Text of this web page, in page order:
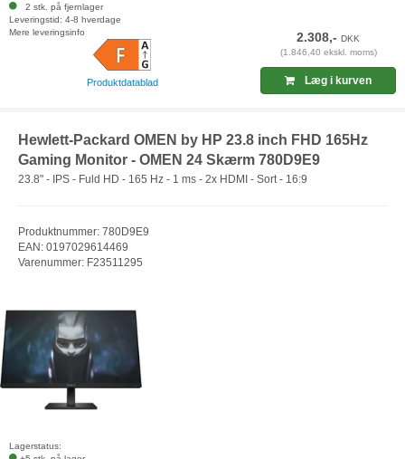
2 stk. på fjernlager
Leveringstid: 4-8 hverdage
Mere leveringsinfo
Produktdatablad
2.308,-DKK
(1.846,40 ekskl. moms)
Læg i kurven
Hewlett-Packard OMEN by HP 23.8 inch FHD 165Hz
Gaming Monitor - OMEN 24 Skærm 780D9E9
23.8" - IPS - Fuld HD - 165 Hz - 1 ms - 2x HDMI - Sort - 16:9
Produktnummer: 780D9E9
EAN: 0197029614469
Varenummer: F23511295
Lagerstatus: